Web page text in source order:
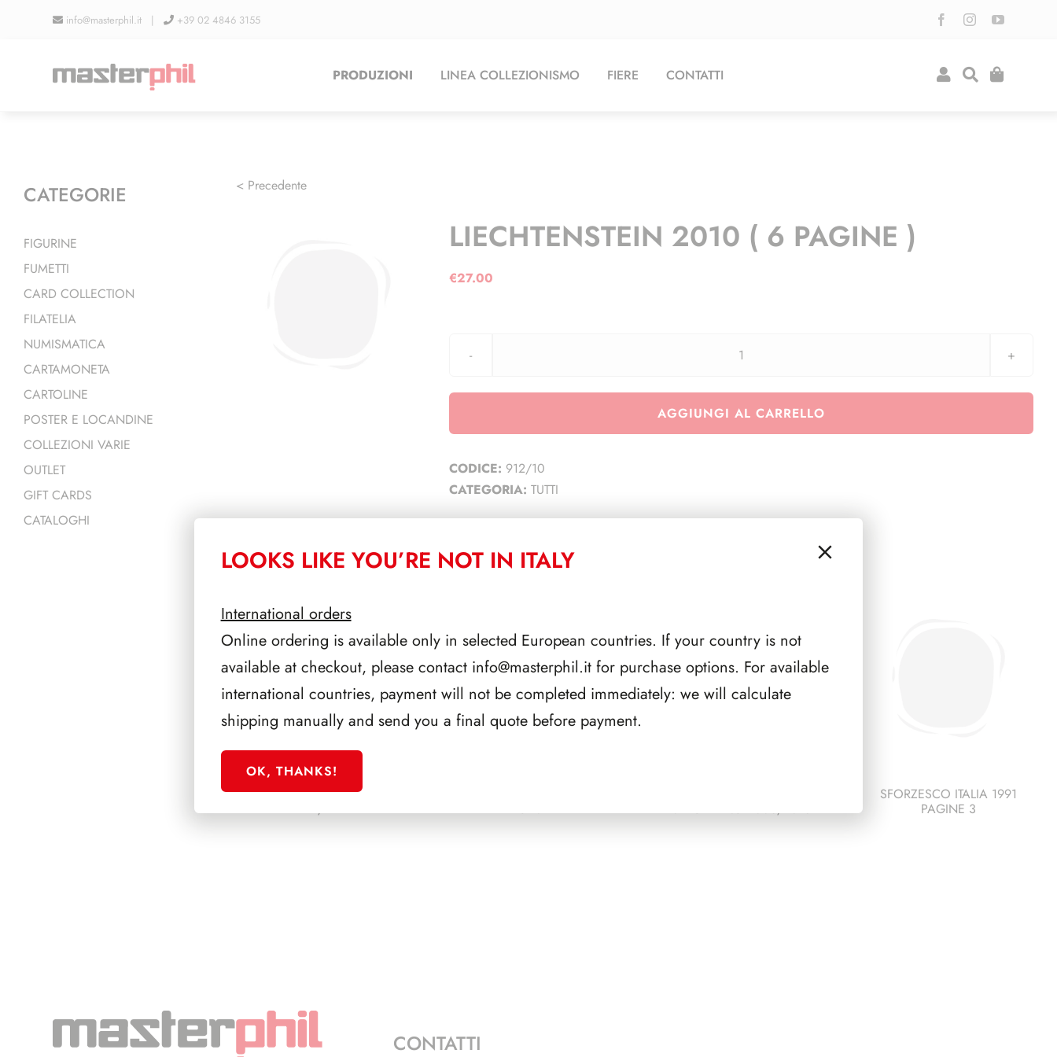
info@masterphil.it | +39 02 4846 3155
PRODUZIONI LINEA COLLEZIONISMO FIERE CONTATTI
< Precedente
LIECHTENSTEIN 2010 ( 6 PAGINE )
€27.00
LIECHTENSTEIN
(
AGGIUNGI AL CARRELLO
CODICE: 912/10
CATEGORIA: TUTTI
PRODOTTI CORRELATI
PRESIDENZA SCALFARO
1992/1999
PAGINE 4
NAPOLITANO 2006/2013
SFORZESCO ITALIA 1991
PAGINE 3
CATEGORIE
FIGURINE
FUMETTI
CARD COLLECTION
FILATELIA
NUMISMATICA
CARTAMONETA
CARTOLINE
POSTER E LOCANDINE
COLLEZIONI VARIE
OUTLET
GIFT CARDS
CATALOGHI
CONTATTI
LOOKS LIKE YOU’RE NOT IN ITALY
International orders
Online ordering is available only in selected European countries. If your country is not
available at checkout, please contact info@masterphil.itfor purchase options. For available
international countries, payment will not be completed immediately: we will calculate
shipping manually and send you a final quote before payment.
OK, THANKS!